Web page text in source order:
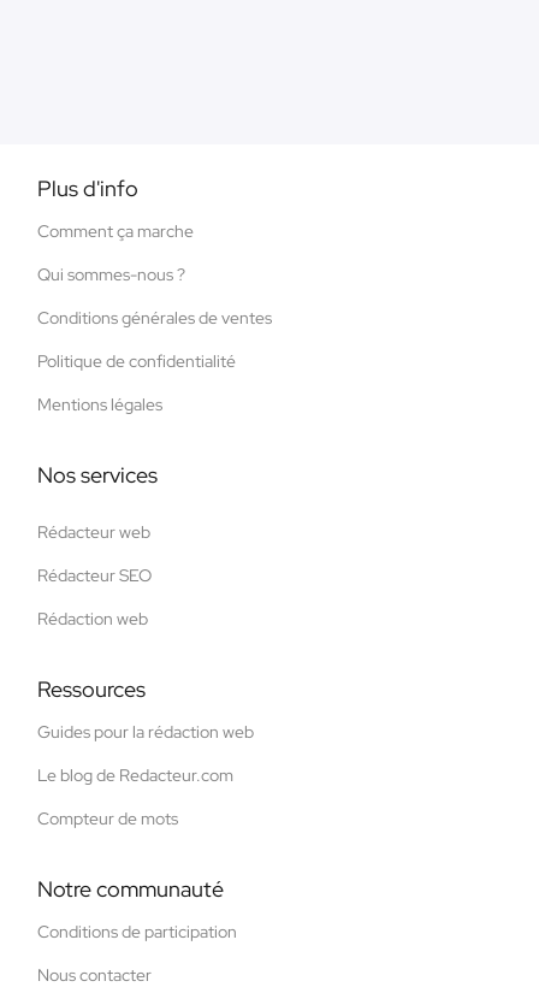
Plus d'info
Comment ça marche
Qui sommes-nous ?
Conditions générales de ventes
Politique de confidentialité
Mentions légales
Nos services
Rédacteur web
Rédacteur SEO
Rédaction web
Ressources
Guides pour la rédaction web
Le blog de Redacteur.com
Compteur de mots
Notre communauté
Conditions de participation
Nous contacter